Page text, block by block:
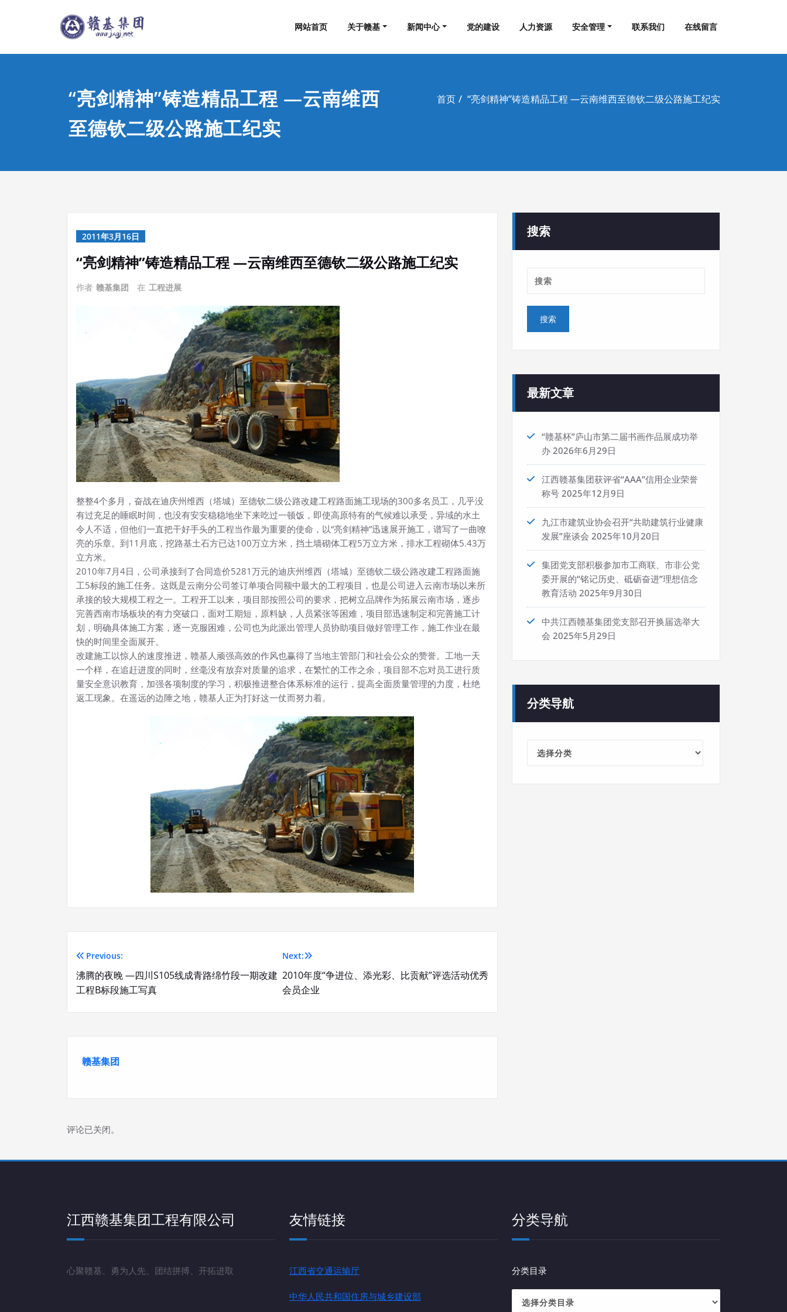
江西赣基集团工程有限公司
网站首页 关于赣基 新闻中心 党的建设 人力资源 安全管理 联系我们 在线留言
“亮剑精神”铸造精品工程 —云南维西
至德钦二级公路施工纪实
首页 “亮剑精神”铸造精品工程 —云南维西至德钦二级公路施工纪实
2011年3月16日
“亮剑精神”铸造精品工程 —云南维西至德钦二级公路施工纪实
作者 赣基集团 在 工程进展
整整4个多月，奋战在迪庆州维西（塔城）至德钦二级公路改建工程路面施工现场的300多名员工，几乎没
有过充足的睡眠时间，也没有安安稳稳地坐下来吃过一顿饭，即使高原特有的气候难以承受，异域的水土
令人不适，但他们一直把干好手头的工程当作最为重要的使命，以“亮剑精神”迅速展开施工，谱写了一曲嘹
亮的乐章。到11月底，挖路基土石方已达100万立方米，挡土墙砌体工程5万立方米，排水工程砌体5.43万
立方米。
2010年7月4日，公司承接到了合同造价5281万元的迪庆州维西（塔城）至德钦二级公路改建工程路面施
工5标段的施工任务。这既是云南分公司签订单项合同额中最大的工程项目，也是公司进入云南市场以来所
承接的较大规模工程之一。工程开工以来，项目部按照公司的要求，把树立品牌作为拓展云南市场，逐步
完善西南市场板块的有力突破口，面对工期短，原料缺，人员紧张等困难，项目部迅速制定和完善施工计
划，明确具体施工方案，逐一克服困难，公司也为此派出管理人员协助项目做好管理工作，施工作业在最
快的时间里全面展开。
改建施工以惊人的速度推进，赣基人顽强高效的作风也赢得了当地主管部门和社会公众的赞誉。工地一天
一个样，在追赶进度的同时，丝毫没有放弃对质量的追求，在繁忙的工作之余，项目部不忘对员工进行质
量安全意识教育，加强各项制度的学习，积极推进整合体系标准的运行，提高全面质量管理的力度，杜绝
返工现象。在遥远的边陲之地，赣基人正为打好这一仗而努力着。
文
章
Previous:
沸腾的夜晚 —四川S105线成青路绵竹段一期改建
工程B标段施工写真
Next:
2010年度“争进位、添光彩、比贡献”评选活动优秀
会员企业
赣基集团
评论已关闭。
搜索
最新文章
“赣基杯”庐山市第二届书画作品展成功举
办 2026年6月29日
江西赣基集团获评省“AAA”信用企业荣誉
称号 2025年12月9日
九江市建筑业协会召开“共助建筑行业健康
发展”座谈会 2025年10月20日
集团党支部积极参加市工商联、市非公党
委开展的“铭记历史、砥砺奋进”理想信念
教育活动 2025年9月30日
中共江西赣基集团党支部召开换届选举大
会 2025年5月29日
分类导航
江西赣基集团工程有限公司
心聚赣基、勇为人先、团结拼搏、开拓进取
友情链接
江西省交通运输厅
中华人民共和国住房与城乡建设部
分类导航
分类目录